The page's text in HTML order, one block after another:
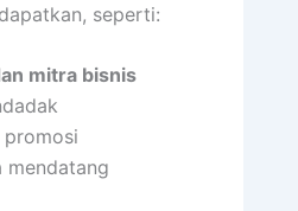
seperti:
mitra bisnis
promosi
mendatang